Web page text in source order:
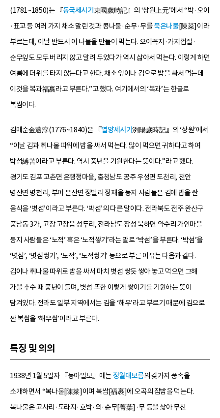
(1781~1850)는 『동국세시기 東國歲時記』의 ‘상원上元’에서 “박·오이
·표고 등 여러 가지 채소 말린 것과 콩나물·순무·무를묵은나물[陳菜]이라
부르는데, 이날 반드시 이 나물을 만들어 먹는다. 오이꼭지·가지껍질·
순무잎도 모두 버리지 않고 말려 두었다가 역시 삶아서 먹는다. 이렇게 하면
여름에 더위를 타지 않는다고 한다. 채소 잎이나 김으로 밥을 싸서 먹는데
이것을 복과福裹라고 부른다.”고 했다. 여기에서의 ‘복과’는 한글로
복쌈이다.
김매순金邁淳(1776~1840)은 『열양세시기洌陽歲時記』의 ‘상원’에서
“이날 김과 취나물 따위에 밥을 싸서 먹는다. 많이 먹으면 귀하다고 하여
박섬縛苫이라고 부른다. 역시 풍년을 기원한다는 뜻이다.”라고 했다.
경기도 김포 고촌면 은행정마을, 충청남도 공주 우성면 도천리, 천안
병산면 병천리, 부여 은산면 장벌리 장재울 등지 사람들은 김에 밥을 싼
음식을 ‘볏섬’이라고 부른다. ‘박섬’의 다른 말이다. 전라북도 전주 완산구
풍남동 3가, 고창 고창읍 성두리, 전라남도 장성 북하면 약수리 가인마을
등지 사람들은 ‘노적’ 혹은 ‘노적쌓기’라는 말로 ‘박섬’을 부른다. ‘박섬’을
‘볏섬’, ‘볏섬쌓기’, ‘노적’, ‘노적쌓기’ 등으로 부른 이유는 다음과 같다.
김이나 취나물 따위로 밥을 싸서 마치 볏섬 쌓듯 쌓아 놓고 먹으면 그해
가을 추수 때 풍년이 들며, 볏섬 또한 이렇게 쌓이기를 기원하는 뜻이
담겨있다. 전라도 일부 지역에서는 김을 ‘해우’라고 부르기 때문에 김으로
싼 복쌈을 ‘해우쌈’이라고 부른다.
특징 및 의의
1938년 1월 5일자 『동아일보』에는정월대보름의 갖가지 풍속을
소개하면서 “복나물[陳菜]이며 복쌈[福裹]에 오곡의 잡밥을 먹는다.
복나물은 고사리·도라지·호박·외·순무[菁葉]·무 등을 삶아 무친